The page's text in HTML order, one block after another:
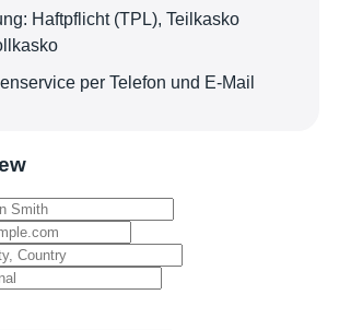
Haftpflicht (TPL), Teilkasko
per Telefon und E-Mail